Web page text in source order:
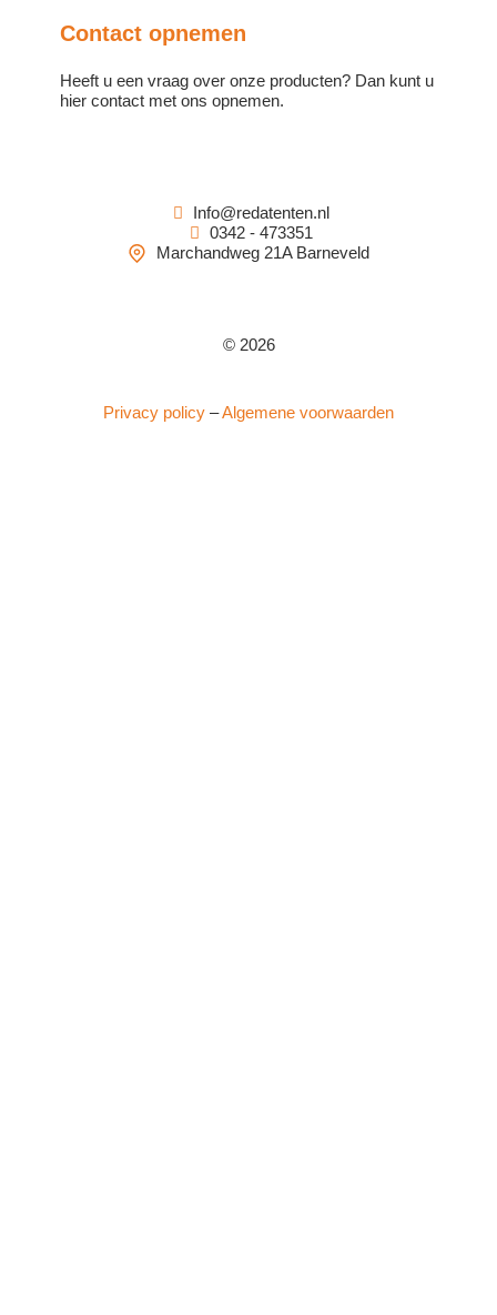
Contact opnemen
Heeft u een vraag over onze producten? Dan kunt u
hier contact met ons opnemen.
Info@redatenten.nl
0342 - 473351
Marchandweg 21A Barneveld
© 2026
Privacy policy –Algemene voorwaarden